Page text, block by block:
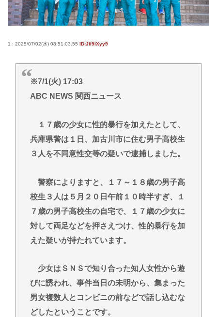
さで日本人を圧倒してしまう 【Pickup06072001】
とんこつらーめんが全く流行らない理由ってなんや
いダイスキ！もちづきさん』を置いてしまい炎上
「盆踊り」に「うるせぇ」と苦情がある為使える公
園が半減 取材ではうるさいと答える住民はおらず こ
Powered by livedoor 相互RSS
1 : 2025/07/02(水) 08:51:03.55 ID:Jii9iXyy9
※7/1(火) 17:03
ABC NEWS 関西ニュース
１７歳の少女に性的暴行を加えたとして、
兵庫県警は１日、加古川市に住む男子高校生
３人を不同意性交等の疑いで逮捕しました。
警察によりますと、１７～１８歳の男子高
校生３人は５月２０日午前１０時半すぎ、１
７歳の男子高校生の自宅で、１７歳の少女に
対して両足などを押さえつけ、性的暴行を加
えた疑いが持たれています。
少女はＳＮＳで知り合った知人女性から遊
びに誘われ、事件当日の未明から、集まった
男女複数人とコンビニの前などで話し込むな
どしたということです。